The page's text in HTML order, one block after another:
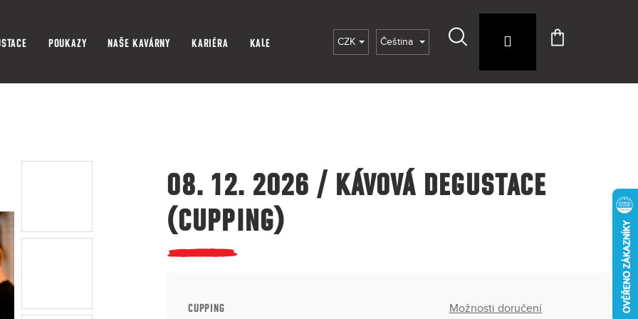
POUKAZY NAŠE KAVÁRNY KARIÉRA KALENDÁŘ AKCÍ CZK Čeština Hledat Přihlášení
08. 12. 2026 / KÁVOVÁ DEGUSTACE
(CUPPING)
CUPPING Možnosti doručení
Co potřebujete najít?